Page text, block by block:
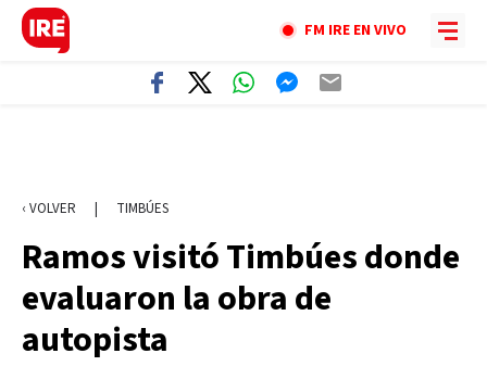
FM IRE EN VIVO
‹ VOLVER | TIMBÚES
Ramos visitó Timbúes donde
evaluaron la obra de
autopista